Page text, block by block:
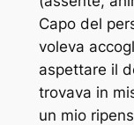
Capo del
voleva
aspettare il
trovava in
un mio